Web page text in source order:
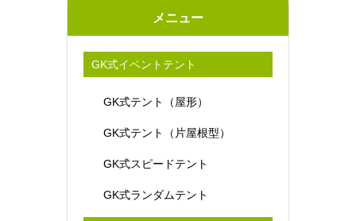
メニュー
GK式イベントテント
GK式テント（屋形）
GK式テント（片屋根型）
GK式スピードテント
GK式ランダムテント